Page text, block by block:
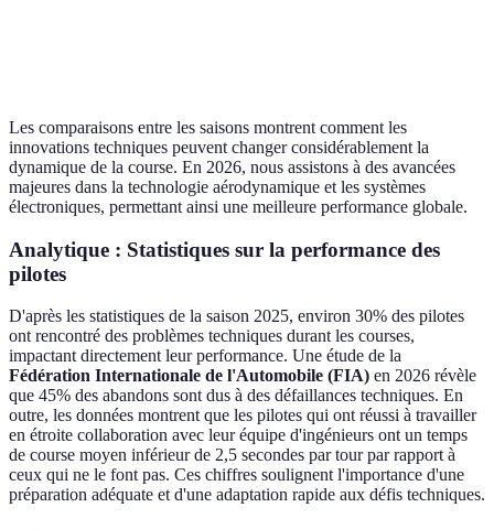
Les comparaisons entre les saisons montrent comment les
innovations techniques peuvent changer considérablement la
dynamique de la course. En 2026, nous assistons à des avancées
majeures dans la technologie aérodynamique et les systèmes
électroniques, permettant ainsi une meilleure performance globale.
Analytique : Statistiques sur la performance des
pilotes
D'après les statistiques de la saison 2025, environ 30% des pilotes
ont rencontré des problèmes techniques durant les courses,
impactant directement leur performance. Une étude de la
Fédération Internationale de l'Automobile (FIA) en 2026 révèle
que 45% des abandons sont dus à des défaillances techniques. En
outre, les données montrent que les pilotes qui ont réussi à travailler
en étroite collaboration avec leur équipe d'ingénieurs ont un temps
de course moyen inférieur de 2,5 secondes par tour par rapport à
ceux qui ne le font pas. Ces chiffres soulignent l'importance d'une
préparation adéquate et d'une adaptation rapide aux défis techniques.